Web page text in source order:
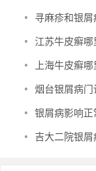
• 寻麻疹和银
• 江苏牛皮癣
• 上海牛皮癣
• 烟台银屑病
• 银屑病影响
• 吉大二院银